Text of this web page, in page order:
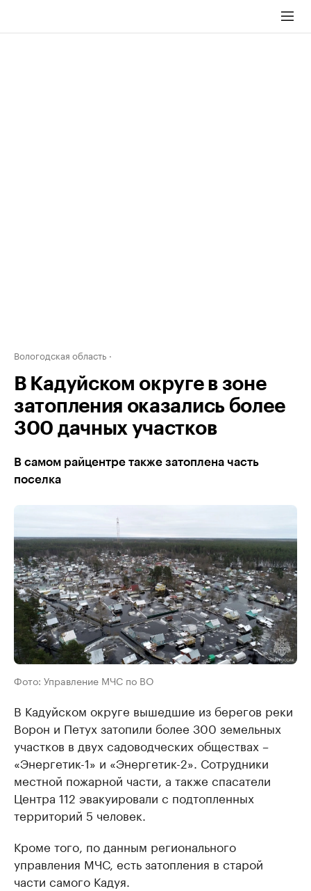
Вологодская область
В Кадуйском округе в зоне
затопления оказались более
300 дачных участков
В самом райцентре также затоплена часть
поселка
Фото: Управление МЧС по ВО
В Кадуйском округе вышедшие из берегов реки
Ворон и Петух затопили более 300 земельных
участков в двух садоводческих обществах –
«Энергетик-1» и «Энергетик-2». Сотрудники
местной пожарной части, а также спасатели
Центра 112 эвакуировали с подтопленных
территорий 5 человек.
Кроме того, по данным регионального
управления МЧС, есть затопления в старой
части самого Кадуя.